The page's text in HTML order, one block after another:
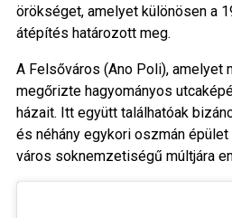
örökséget, amelyet különösen a
átépítés határozott meg.
A Felsőváros (Ano Poli), amelyet
megőrizte hagyományos
házait. Itt együtt találhatóak
és néhány egykori oszmán
város soknemzetiségű múltjára